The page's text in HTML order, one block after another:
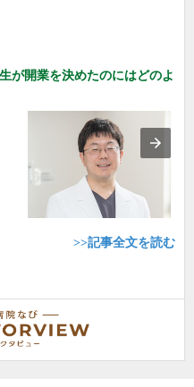
が開業を決めたのにはどのよ
>>記事全文を読む